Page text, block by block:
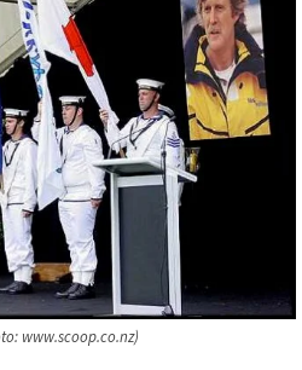
www.scoop.co.nz)